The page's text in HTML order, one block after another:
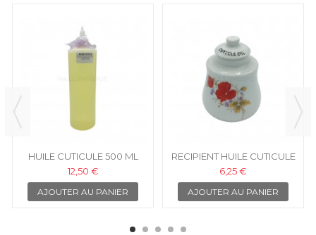
HUILE CUTICULE 500 ML
12,50 €
AJOUTER AU PANIER
RECIPIENT HUILE CUTICULE
CERAMIQUE
6,25 €
AJOUTER AU PANIER